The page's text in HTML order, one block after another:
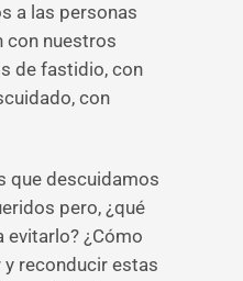
a las personas
con nuestros
de fastidio, con
con
que descuidamos
pero, ¿qué
evitarlo? ¿Cómo
reconducir estas